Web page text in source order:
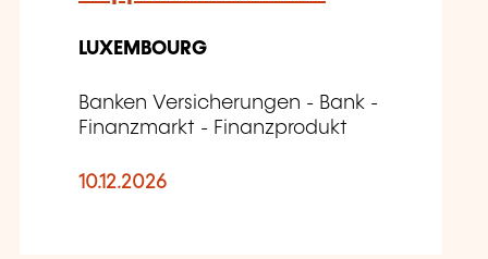
LUXEMBOURG
Banken Versicherungen - Bank -
Finanzmarkt - Finanzprodukt
10.12.2026